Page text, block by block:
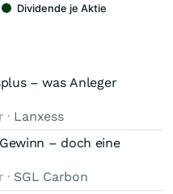
Dividende je Aktie
– was Anleger
· Lanxess
– doch eine
· SGL Carbon